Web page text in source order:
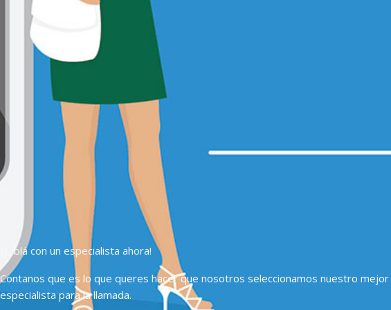
Hablá con un especialista ahora!
Contanos que es lo que queres hacer que nosotros seleccionamos nuestro mejor
especialista para la llamada.